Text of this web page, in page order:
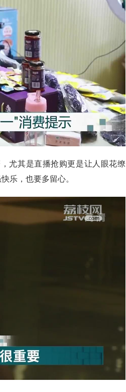
尤其是直播抢购更是让人眼花缭
乐，也要多留心。